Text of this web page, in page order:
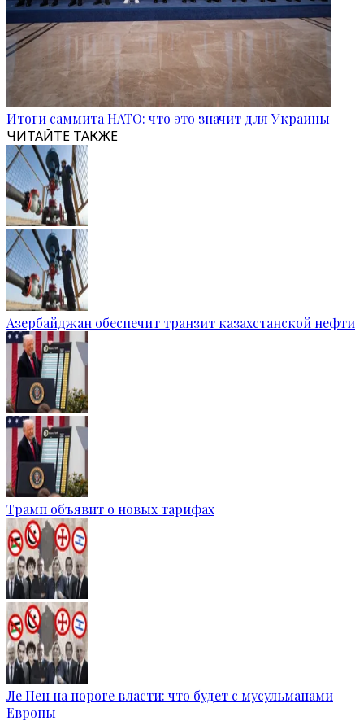
Итоги саммита НАТО: что это значит для Украины
ЧИТАЙТЕ ТАКЖЕ
Азербайджан обеспечит транзит казахстанской нефти
Трамп объявит о новых тарифах
Ле Пен на пороге власти: что будет с мусульманами
Европы